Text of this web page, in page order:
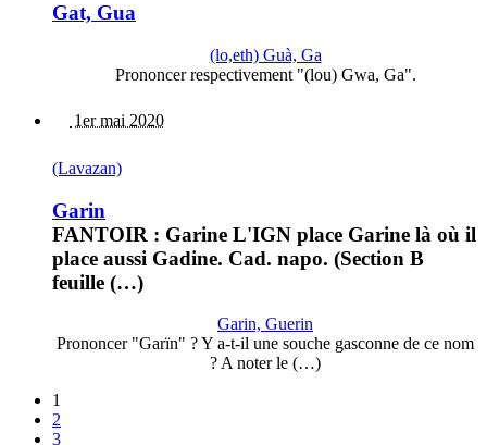
Gat, Gua
(lo,eth) Guà, Ga
Prononcer respectivement "(lou) Gwa, Ga".
1er mai 2020
(Lavazan)
Garin
FANTOIR : Garine L'IGN place Garine là où il
place aussi Gadine. Cad. napo. (Section B
feuille (…)
Garin, Guerin
Prononcer "Garïn" ? Y a-t-il une souche gasconne de ce nom
? A noter le (…)
1
2
3